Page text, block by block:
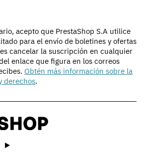
acepto que PrestaShop S.A utilice
para el envío de boletines y ofertas
cancelar la suscripción en cualquier
enlace que figura en los correos
Obtén más información sobre la
derechos.